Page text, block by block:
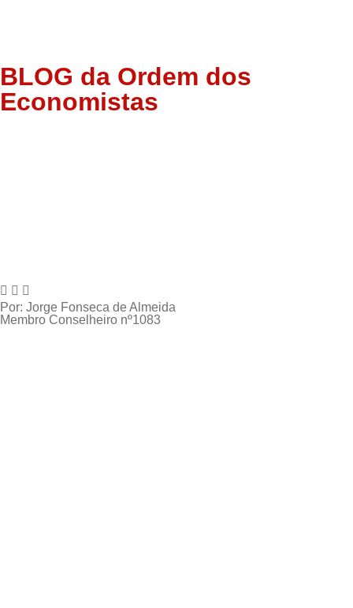
BLOG da Ordem dos
Economistas
Por: Jorge Fonseca de Almeida
Membro Conselheiro nº1083